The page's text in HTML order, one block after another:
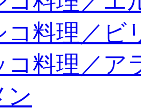
コ料理／ビ
コ料理／ア
ン